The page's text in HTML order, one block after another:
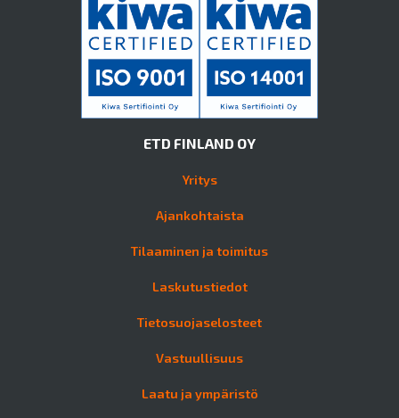
ETD FINLAND OY
Yritys
Ajankohtaista
Tilaaminen ja toimitus
Laskutustiedot
Tietosuojaselosteet
Vastuullisuus
Laatu ja ympäristö